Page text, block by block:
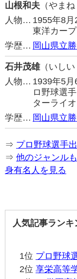
山根和夫 （やま
人物… 1955年8
東洋カー
学歴… 岡山県立
石井茂雄（いしい
人物… 1939年5
ロ野球選
ターライ
学歴… 岡山県立
⇒ プロ野球選手
⇒ 他のジャンル
身有名人を見る
人気記事ランキ
1位 プロ野球
2位 享栄高等